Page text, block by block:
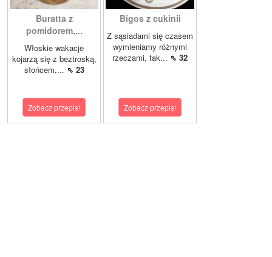
Buratta z
pomidorem,...
Włoskie wakacje
kojarzą się z beztroską,
słońcem,... ⇖ 23
Zobacz przepis!
Bigos z cukinii
Z sąsiadami się czasem
wymieniamy różnymi
rzeczami, tak... ⇖ 32
Zobacz przepis!